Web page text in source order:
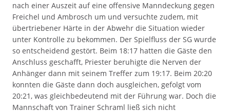
nach einer Auszeit auf eine offensive Manndeckung gegen
Freichel und Ambrosch um und versuchte zudem, mit
übertriebener Härte in der Abwehr die Situation wieder
unter Kontrolle zu bekommen. Der Spielfluss der SG wurde
so entscheidend gestört. Beim 18:17 hatten die Gäste den
Anschluss geschafft, Priester beruhigte die Nerven der
Anhänger dann mit seinem Treffer zum 19:17. Beim 20:20
konnten die Gäste dann doch ausgleichen, gefolgt vom
20:21, was gleichbedeutend mit der Führung war. Doch die
Mannschaft von Trainer Schraml ließ sich nicht